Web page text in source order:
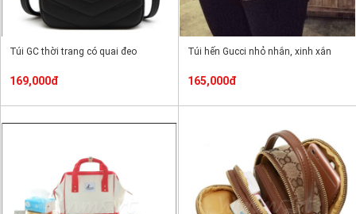
Túi GC thời trang có quai đeo
169,000đ
Túi hến Gucci nhỏ nhắn, xinh xắn
165,000đ